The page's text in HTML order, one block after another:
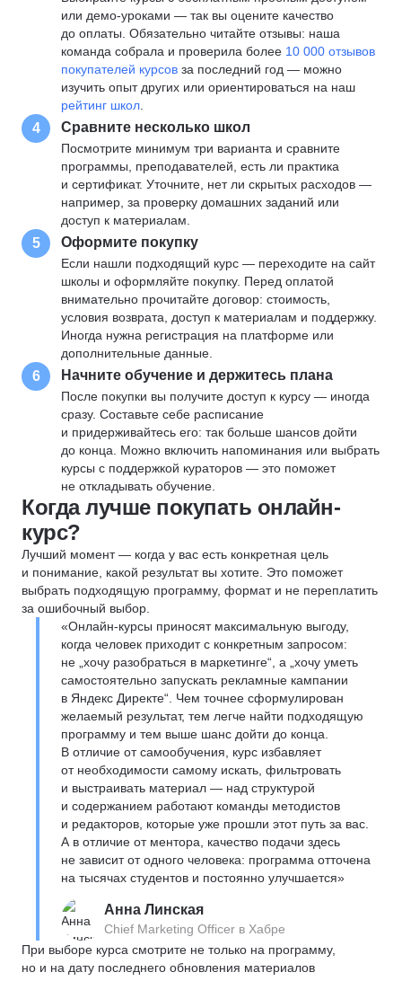
или демо-уроками — так вы оцените качество
до оплаты. Обязательно читайте отзывы: наша
команда собрала и проверила более 10 000 отзывов
покупателей курсов за последний год — можно
изучить опыт других или ориентироваться на наш
рейтинг школ
4 Сравните несколько школ
Посмотрите минимум три варианта и сравните
программы, преподавателей, есть ли практика
и сертификат. Уточните, нет ли скрытых расходов —
например, за проверку домашних заданий или
доступ к материалам.
5 Оформите покупку
Если нашли подходящий курс — переходите на сайт
школы и оформляйте покупку. Перед оплатой
внимательно прочитайте договор: стоимость,
условия возврата, доступ к материалам и поддержку.
Иногда нужна регистрация на платформе или
дополнительные данные.
6 Начните обучение и держитесь плана
После покупки вы получите доступ к курсу — иногда
сразу. Составьте себе расписание
и придерживайтесь его: так больше шансов дойти
до конца. Можно включить напоминания или выбрать
курсы с поддержкой кураторов — это поможет
не откладывать обучение.
Когда лучше покупать онлайн-
курс?
Лучший момент — когда у вас есть конкретная цель
и понимание, какой результат вы хотите. Это поможет
выбрать подходящую программу, формат и не переплатить
за ошибочный выбор.
«Онлайн-курсы приносят максимальную выгоду,
когда человек приходит с конкретным запросом:
не „хочу разобраться в маркетинге“, а „хочу уметь
самостоятельно запускать рекламные кампании
в Яндекс Директе“. Чем точнее сформулирован
желаемый результат, тем легче найти подходящую
программу и тем выше шанс дойти до конца.
В отличие от самообучения, курс избавляет
от необходимости самому искать, фильтровать
и выстраивать материал — над структурой
и содержанием работают команды методистов
и редакторов, которые уже прошли этот путь за вас.
А в отличие от ментора, качество подачи здесь
не зависит от одного человека: программа отточена
на тысячах студентов и постоянно улучшается»
Анна Линская
Chief Marketing Officer в Хабре
При выборе курса смотрите не только на программу,
но и на дату последнего обновления материалов